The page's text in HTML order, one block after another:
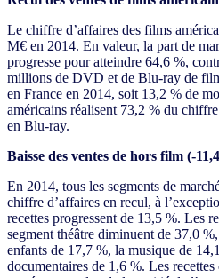
Le chiffre d’affaires des films
M€ en 2014. En valeur, la part de
progresse pour atteindre 64,6 %,
millions de DVD et de Blu-ray de
en France en 2014, soit 13,2 % de
américains réalisent 73,2 % du
en Blu-ray.
Baisse des ventes de hors film (-
En 2014, tous les segments de
chiffre d’affaires en recul, à
recettes progressent de 13,5 %. Les
segment théâtre diminuent de 37,0
enfants de 17,7 %, la musique de
documentaires de 1,6 %. Les